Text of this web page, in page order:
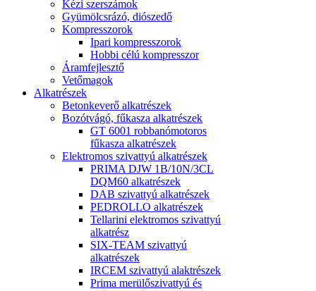
Kézi szerszámok
Gyümölcsrázó, diószedő
Kompresszorok
Ipari kompresszorok
Hobbi célú kompresszor
Áramfejlesztő
Vetőmagok
Alkatrészek
Betonkeverő alkatrészek
Bozótvágó, fűkasza alkatrészek
GT 6001 robbanómotoros
fűkasza alkatrészek
Elektromos szivattyú alkatrészek
PRIMA DJW 1B/10N/3CL
DQM60 alkatrészek
DAB szivattyú alkatrészek
PEDROLLO alkatrészek
Tellarini elektromos szivattyú
alkatrész
SIX-TEAM szivattyú
alkatrészek
IRCEM szivattyú alaktrészek
Prima merülőszivattyú és